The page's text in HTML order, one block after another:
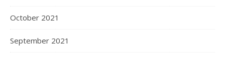
October 2021
September 2021